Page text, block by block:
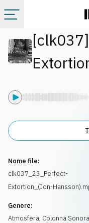
Categorie
[clk037]
Nome file:
clk037_23_Perfect-
Extortion_(Jon-
Genere:
Atmosfera, Colonna Sonora
I